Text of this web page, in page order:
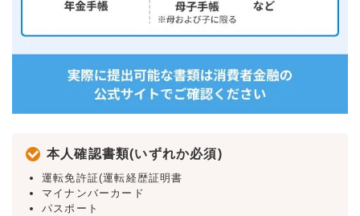
本人確認書類(いずれか必須)
運転免許証(運転経歴証明書
マイナンバーカード
パスポート